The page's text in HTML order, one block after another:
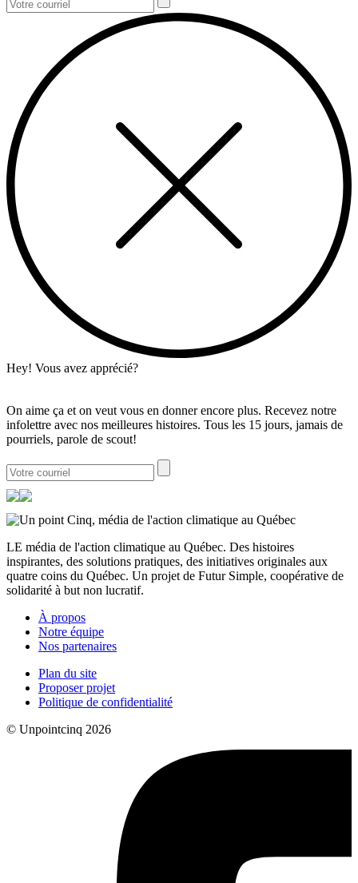
Hey! Vous avez apprécié?
On aime ça et on veut vous en donner encore plus. Recevez notre
infolettre avec nos meilleures histoires. Tous les 15 jours, jamais de
pourriels, parole de scout!
LE média de l'action climatique au Québec. Des histoires
inspirantes, des solutions pratiques, des initiatives originales aux
quatre coins du Québec. Un projet de Futur Simple, coopérative de
solidarité à but non lucratif.
À propos
Notre équipe
Nos partenaires
Plan du site
Proposer projet
Politique de confidentialité
© Unpointcinq 2026